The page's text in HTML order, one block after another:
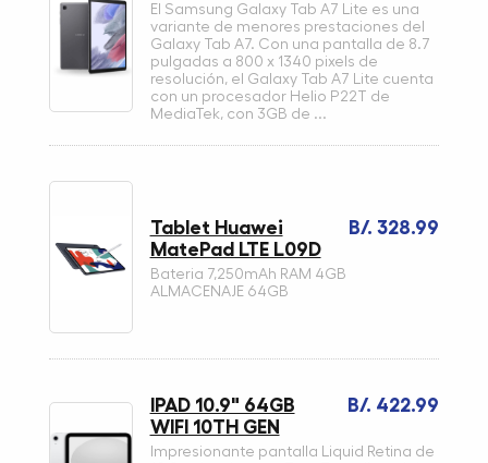
El Samsung Galaxy Tab A7 Lite es una
variante de menores prestaciones del
Galaxy Tab A7. Con una pantalla de 8.7
pulgadas a 800 x 1340 pixels de
resolución, el Galaxy Tab A7 Lite cuenta
con un procesador Helio P22T de
MediaTek, con 3GB de ...
B/. 328.99
Tablet Huawei
MatePad LTE L09D
Bateria 7,250mAh RAM 4GB
ALMACENAJE 64GB
B/. 422.99
IPAD 10.9" 64GB
WIFI 10TH GEN
Impresionante pantalla Liquid Retina de